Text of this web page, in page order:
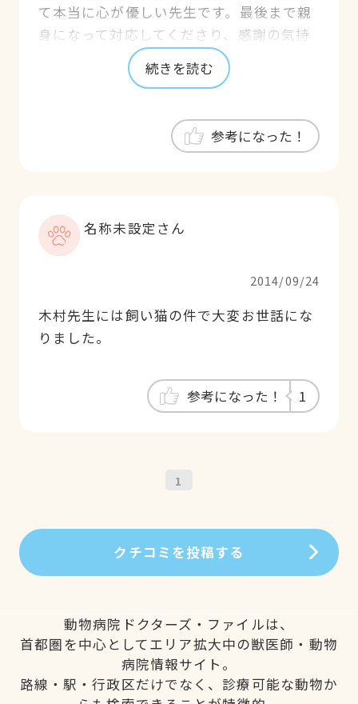
て本当に心が優しい先生です。最後まで親
身になって対応してくださり、感謝の気持
ちでいっぱいです。
続きを読む
参考になった！
名称未設定さん
2014/09/24
木村先生には飼い猫の件で大変お世話にな
りました。
参考になった！ 1
1
クチコミを投稿する
動物病院ドクターズ・ファイルは、
首都圏を中心としてエリア拡大中の獣医師・動物
病院情報サイト。
路線・駅・行政区だけでなく、診療可能な動物か